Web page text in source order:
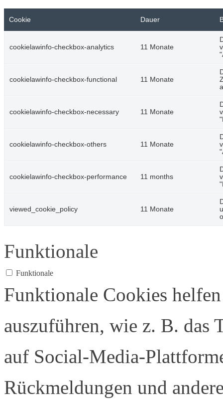
Cookie Dauer
cookielawinfo-checkbox-analytics 11 Monate
cookielawinfo-checkbox-functional 11 Monate
cookielawinfo-checkbox-necessary 11 Monate
cookielawinfo-checkbox-others 11 Monate
cookielawinfo-checkbox-performance 11 months
viewed_cookie_policy 11 Monate
Funktionale
Funktionale
Funktionale Cookies
auszuführen, wie z. B. das
auf Social-Media-
Rückmeldungen und